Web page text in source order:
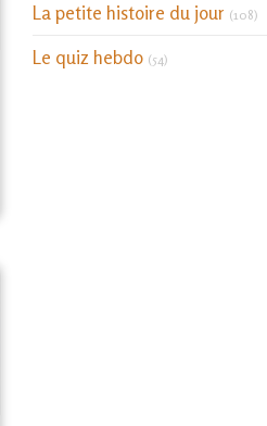
La petite histoire du jour (108)
Le quiz hebdo (54)